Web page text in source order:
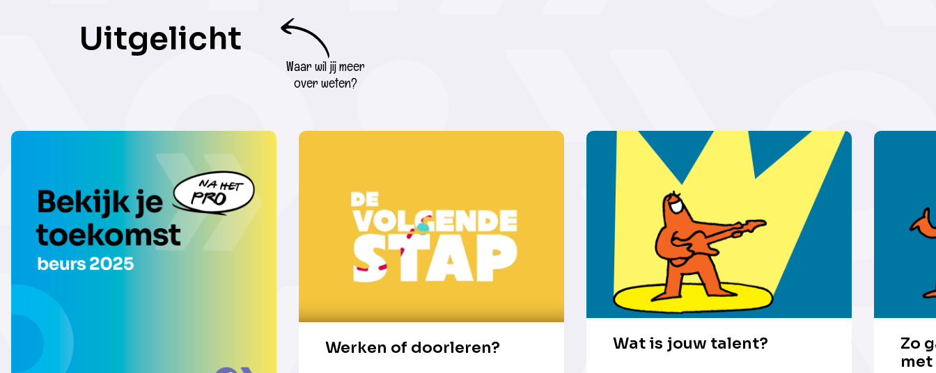
Uitgelicht
Waar wil jij meer
over weten?
Werken of doorleren? Wat is jouw talent?
Zo